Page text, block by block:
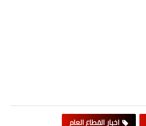
اخبار القطاع العام